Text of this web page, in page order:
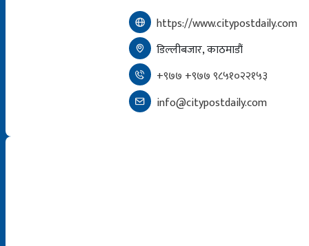
https://www.citypostdaily.com
डिल्लीबजार, काठमाडौं
+९७७ +९७७ ९८५१०२२१५३
info@citypostdaily.com